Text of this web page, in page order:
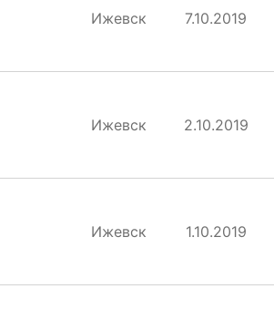
Ижевск 7.10.2019
Ижевск 2.10.2019
Ижевск 1.10.2019